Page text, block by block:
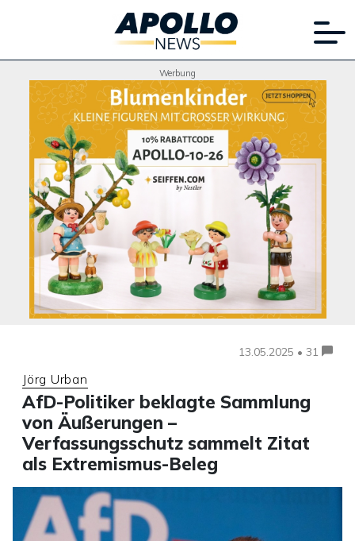
Werbung
13.05.2025 • 31
Jörg Urban
AfD-Politiker beklagte Sammlung
von Äußerungen –
Verfassungsschutz sammelt Zitat
als Extremismus-Beleg